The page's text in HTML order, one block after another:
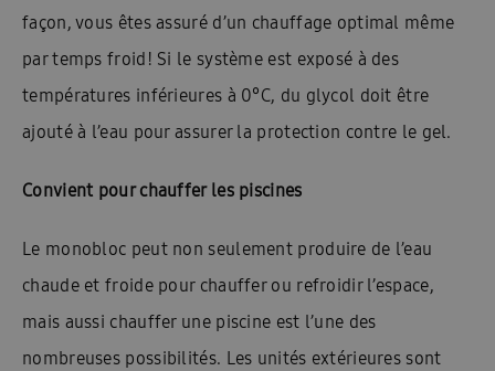
façon, vous êtes assuré d’un chauffage optimal même
par temps froid! Si le système est exposé à des
températures inférieures à 0°C, du glycol doit être
ajouté à l’eau pour assurer la protection contre le gel.
Convient pour chauffer les piscines
Le monobloc peut non seulement produire de l’eau
chaude et froide pour chauffer ou refroidir l’espace,
mais aussi chauffer une piscine est l’une des
nombreuses possibilités. Les unités extérieures sont